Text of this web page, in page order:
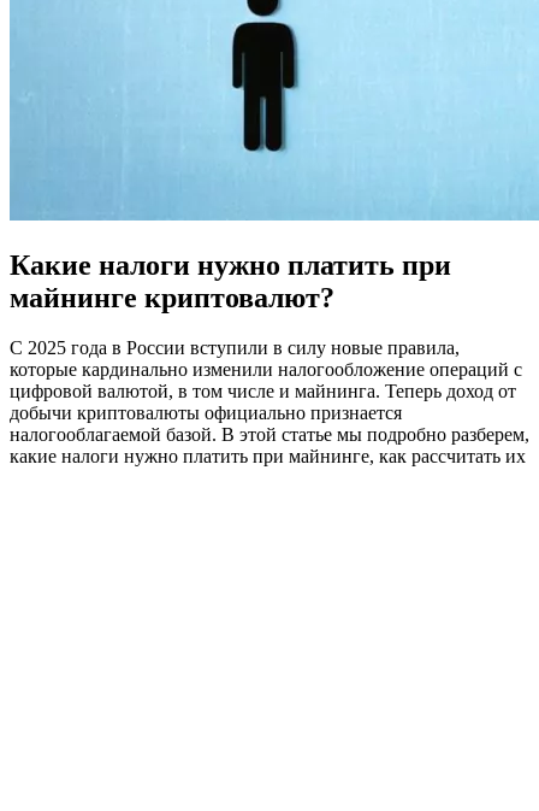
Какие налоги нужно платить при
майнинге криптовалют?
С 2025 года в России вступили в силу новые правила,
которые кардинально изменили налогообложение операций с
цифровой валютой, в том числе и майнинга. Теперь доход от
добычи криптовалюты официально признается
налогооблагаемой базой. В этой статье мы подробно разберем,
какие налоги нужно платить при майнинге, как рассчитать их